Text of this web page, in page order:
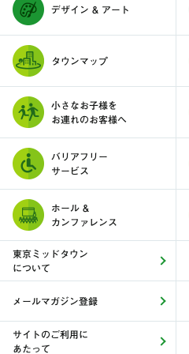
デザイン & アート
タウンマップ
小さなお子様を
お連れのお客様へ
バリアフリー
サービス
ホール &
カンファレンス
東京ミッドタウン
について
メールマガジン登録
サイトのご利用に
あたって